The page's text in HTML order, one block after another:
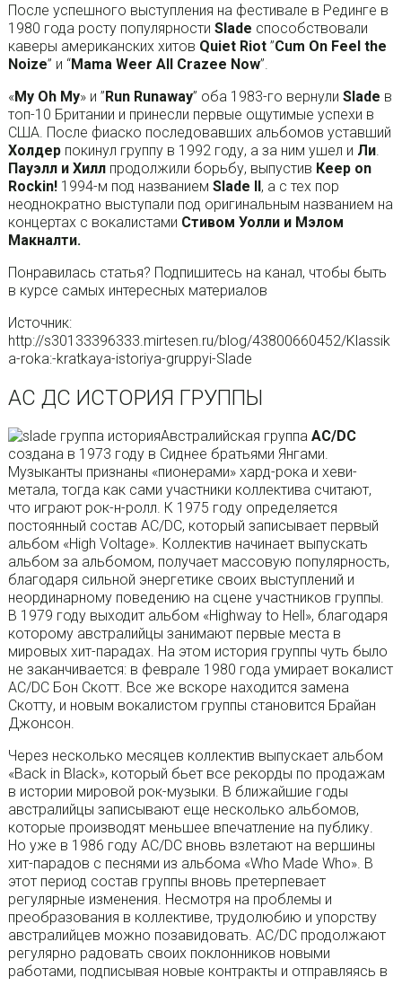
После успешного выступления на фестивале в Рединге в
1980 года росту популярности Slade способствовали
каверы американских хитов Quiet Riot”Cum On Feel the
Noize” и “Mama Weer All Crazee Now”.
«My Oh My» и ”Run Runaway” оба 1983-го вернули Slade в
топ-10 Британии и принесли первые ощутимые успехи в
США. После фиаско последовавших альбомов уставший
Холдерпокинул группу в 1992 году, а за ним ушел и Ли.
Пауэлл и Хиллпродолжили борьбу, выпустив Кеер оn
Rockin!1994-м под названием SIade II, а с тех пор
неоднократно выступали под оригинальным названием на
концертах с вокалистами Стивом Уолли и Мэлом
Макналти.
Понравилась статья? Подпишитесь на канал, чтобы быть
в курсе самых интересных материалов
Источник:
http://s30133396333.mirtesen.ru/blog/43800660452/Klassik
a-roka:-kratkaya-istoriya-gruppyi-Slade
АС ДС ИСТОРИЯ ГРУППЫ
Австралийская группа AC/DC
создана в 1973 году в Сиднее братьями Янгами.
Музыканты признаны «пионерами» хард-рока и хеви-
метала, тогда как сами участники коллектива считают,
что играют рок-н-ролл. К 1975 году определяется
постоянный состав AC/DC, который записывает первый
альбом «High Voltage». Коллектив начинает выпускать
альбом за альбомом, получает массовую популярность,
благодаря сильной энергетике своих выступлений и
неординарному поведению на сцене участников группы.
В 1979 году выходит альбом «Highway to Hell», благодаря
которому австралийцы занимают первые места в
мировых хит-парадах. На этом история группы чуть было
не заканчивается: в феврале 1980 года умирает вокалист
AC/DC Бон Скотт. Все же вскоре находится замена
Скотту, и новым вокалистом группы становится Брайан
Джонсон.
Через несколько месяцев коллектив выпускает альбом
«Back in Black», который бьет все рекорды по продажам
в истории мировой рок-музыки. В ближайшие годы
австралийцы записывают еще несколько альбомов,
которые производят меньшее впечатление на публику.
Но уже в 1986 году AC/DC вновь взлетают на вершины
хит-парадов с песнями из альбома «Who Made Who». В
этот период состав группы вновь претерпевает
регулярные изменения. Несмотря на проблемы и
преобразования в коллективе, трудолюбию и упорству
австралийцев можно позавидовать. AC/DC продолжают
регулярно радовать своих поклонников новыми
работами, подписывая новые контракты и отправляясь в